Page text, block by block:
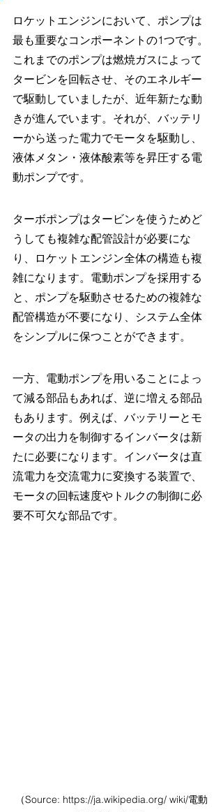
ロケットエンジンにおいて、ポンプは
最も重要なコンポーネントの1つです。
これまでのポンプは燃焼ガスによって
タービンを回転させ、そのエネルギー
で駆動していましたが、近年新たな動
きが進んでいます。それが、バッテリ
ーから送った電力でモータを駆動し、
液体メタン・液体酸素等を昇圧する電
動ポンプです。
ターボポンプはタービンを使うためど
うしても複雑な配管設計が必要にな
り、ロケットエンジン全体の構造も複
雑になります。電動ポンプを採用する
と、ポンプを駆動させるための複雑な
配管構造が不要になり、システム全体
をシンプルに保つことができます。
一方、電動ポンプを用いることによっ
て減る部品もあれば、逆に増える部品
もあります。例えば、バッテリーとモ
ータの出力を制御するインバータは新
たに必要になります。インバータは直
流電力を交流電力に変換する装置で、
モータの回転速度やトルクの制御に必
要不可欠な部品です。
（Source: https://ja.wikipedia.org/ wiki/電動